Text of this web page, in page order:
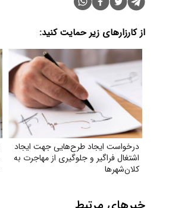
از کارزارهای زیر حمایت کنید:
درخواست ایجاد طرح‌هایی جهت ایجاد
اشتغال فراگیر و جلوگیری از مهاجرت به
کلان‌شهرها